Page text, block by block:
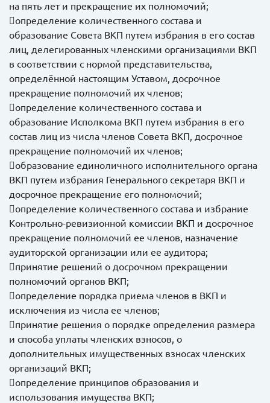
на пять лет и прекращение их полномочий;
определение количественного состава и
образование Совета ВКП путем избрания в его состав
лиц, делегированных членскими организациями ВКП
в соответствии с нормой представительства,
определённой настоящим Уставом, досрочное
прекращение полномочий их членов;
определение количественного состава и
образование Исполкома ВКП путем избрания в его
состав лиц из числа членов Совета ВКП, досрочное
прекращение полномочий их членов;
образование единоличного исполнительного органа
ВКП путем избрания Генерального секретаря ВКП и
досрочное прекращение его полномочий;
определение количественного состава и избрание
Контрольно-ревизионной комиссии ВКП и досрочное
прекращение полномочий ее членов, назначение
аудиторской организации или ее аудитора;
принятие решений о досрочном прекращении
полномочий органов ВКП;
определение порядка приема членов в ВКП и
исключения из числа ее членов;
принятие решения о порядке определения размера
и способа уплаты членских взносов, о
дополнительных имущественных взносах членских
организаций ВКП;
определение принципов образования и
использования имущества ВКП;